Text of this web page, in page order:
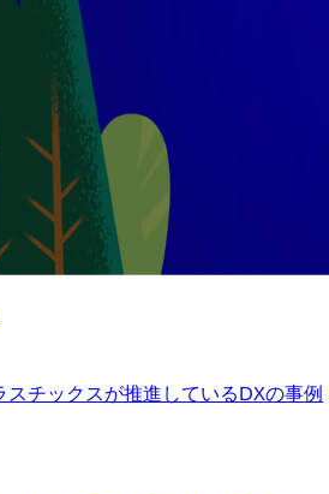
チックスが推進しているDXの事例